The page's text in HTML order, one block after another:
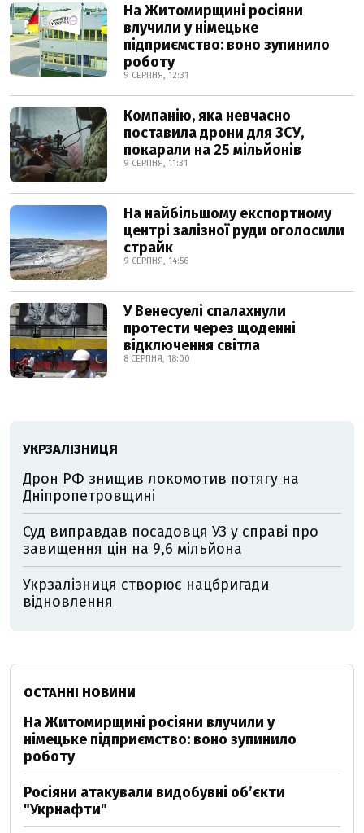
На Житомирщині росіяни
влучили у німецьке
підприємство: воно зупинило
роботу
9 СЕРПНЯ, 12:31
Компанію, яка невчасно
поставила дрони для ЗСУ,
покарали на 25 мільйонів
9 СЕРПНЯ, 11:31
На найбільшому експортному
центрі залізної руди оголосили
страйк
9 СЕРПНЯ, 14:56
У Венесуелі спалахнули
протести через щоденні
відключення світла
8 СЕРПНЯ, 18:00
УКРЗАЛІЗНИЦЯ
Дрон РФ знищив локомотив потягу на
Дніпропетровщині
Суд виправдав посадовця УЗ у справі про
завищення цін на 9,6 мільйона
Укрзалізниця створює нацбригади
відновлення
ОСТАННІ НОВИНИ
На Житомирщині росіяни влучили у
німецьке підприємство: воно зупинило
роботу
Росіяни атакували видобувні обʼєкти
"Укрнафти"